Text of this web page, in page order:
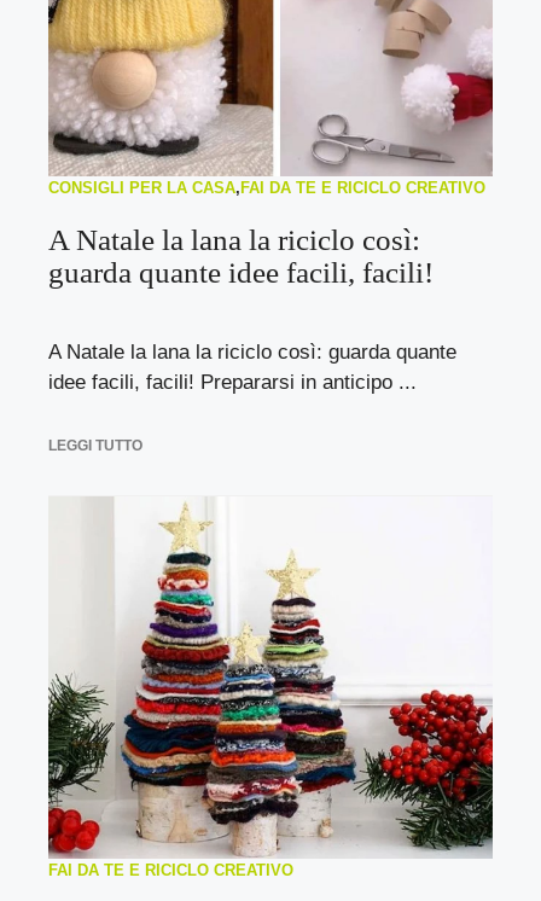
CONSIGLI PER LA CASA, FAI DA TE E RICICLO CREATIVO
A Natale la lana la riciclo così:
guarda quante idee facili, facili!
A Natale la lana la riciclo così: guarda quante
idee facili, facili! Prepararsi in anticipo ...
LEGGI TUTTO
FAI DA TE E RICICLO CREATIVO